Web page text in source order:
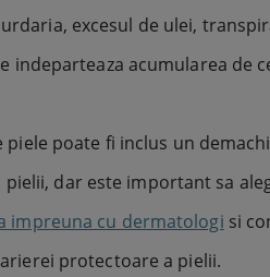
excesul de ulei,
indeparteaza acumularea de
poate fi inclus un
dar este important sa
impreuna cu dermatologi si
protectoare a pielii.